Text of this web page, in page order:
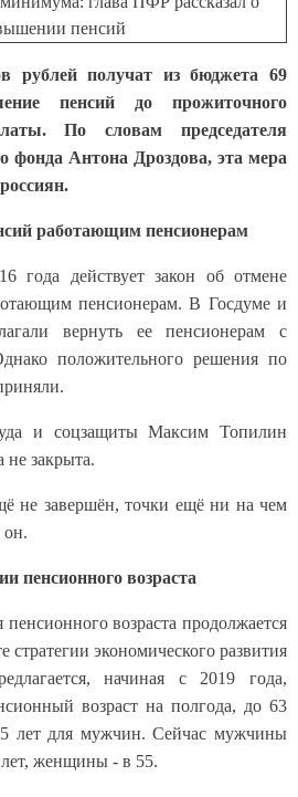
рублей получат из бюджета 69
пенсий до прожиточного
По словам председателя
фонда Антона Дроздова, эта мера
работающим пенсионерам
года действует закон об отмене
пенсионерам. В Госдуме и
вернуть ее пенсионерам с
положительного решения по
и соцзащиты Максим Топилин
не закрыта.
не завершён, точки ещё ни на чем
он.
пенсионного возраста
возраста продолжается
экономического развития
начиная с 2019 года,
возраст на полгода, до 63
лет для мужчин. Сейчас мужчины
женщины - в 55.